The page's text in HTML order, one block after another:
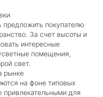
покупателю
За счет высоты и
интересные
помещения,
свет.
рынке
на фоне типовых
привлекательными для